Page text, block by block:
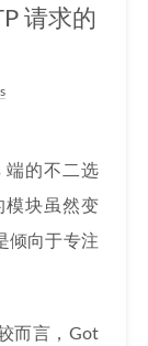
请求的
端的不二选
模块虽然变
倾向于专注
而言，Got